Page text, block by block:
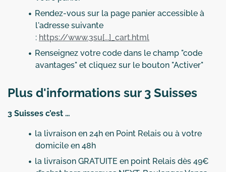
Rendez-vous sur la page panier accessible à
l'adresse suivante
: https://www.3su[...]_cart.html
Renseignez votre code dans le champ "code
avantages" et cliquez sur le bouton "Activer"
Plus d'informations sur 3 Suisses
3 Suisses c’est …
la livraison en 24h en Point Relais ou à votre
domicile en 48h
la livraison GRATUITE en point Relais dès 49€